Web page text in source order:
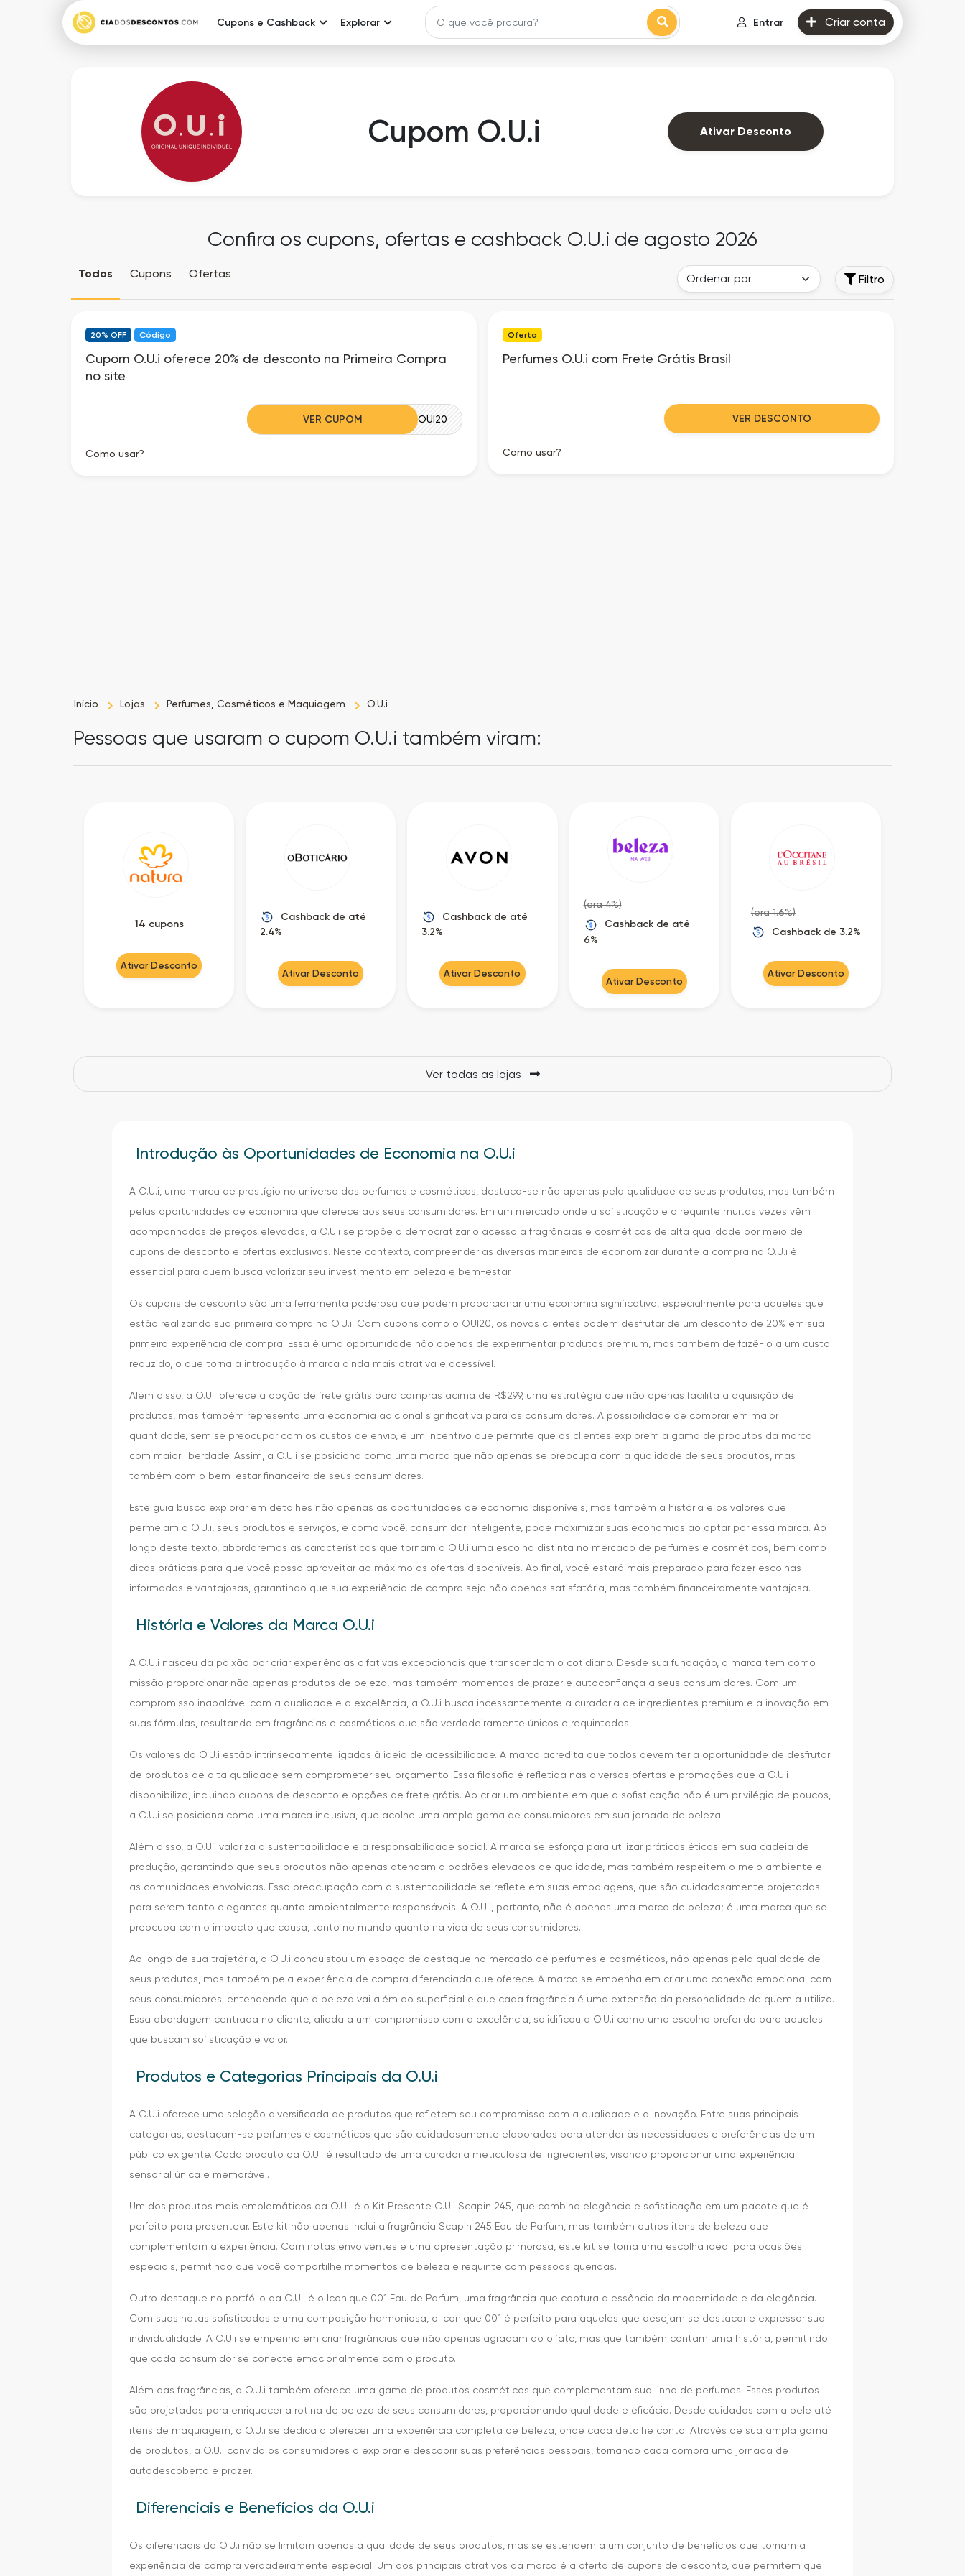
Cupons e Cashback Explorar Entrar Criar conta
Cupom O.U.i Ativar Desconto
Confira os cupons, ofertas e cashback O.U.i de agosto 2026
Todos Cupons Ofertas Filtro
20% OFF Código
Cupom O.U.i oferece 20% de desconto na Primeira Compra
no site
VER CUPOM OUI20
Como usar?
Oferta
Perfumes O.U.i com Frete Grátis Brasil
VER DESCONTO
Como usar?
Início Lojas Perfumes, Cosméticos e Maquiagem O.U.i
Pessoas que usaram o cupom O.U.i também viram:
14 cupons
Ativar Desconto
Cashback de até
2.4%
Ativar Desconto
Cashback de até
3.2%
Ativar Desconto
(era 4%)
Cashback de até
6%
Ativar Desconto
(era 1.6%)
Cashback de 3.2%
Ativar Desconto
Ver todas as lojas
Introdução às Oportunidades de Economia na O.U.i
A O.U.i, uma marca de prestígio no universo dos perfumes e cosméticos, destaca-se não apenas pela qualidade de seus produtos, mas também
pelas oportunidades de economia que oferece aos seus consumidores. Em um mercado onde a sofisticação e o requinte muitas vezes vêm
acompanhados de preços elevados, a O.U.i se propõe a democratizar o acesso a fragrâncias e cosméticos de alta qualidade por meio de
cupons de desconto e ofertas exclusivas. Neste contexto, compreender as diversas maneiras de economizar durante a compra na O.U.i é
essencial para quem busca valorizar seu investimento em beleza e bem-estar.
Os cupons de desconto são uma ferramenta poderosa que podem proporcionar uma economia significativa, especialmente para aqueles que
estão realizando sua primeira compra na O.U.i. Com cupons como o OUI20, os novos clientes podem desfrutar de um desconto de 20% em sua
primeira experiência de compra. Essa é uma oportunidade não apenas de experimentar produtos premium, mas também de fazê-lo a um custo
reduzido, o que torna a introdução à marca ainda mais atrativa e acessível.
Além disso, a O.U.i oferece a opção de frete grátis para compras acima de R$299, uma estratégia que não apenas facilita a aquisição de
produtos, mas também representa uma economia adicional significativa para os consumidores. A possibilidade de comprar em maior
quantidade, sem se preocupar com os custos de envio, é um incentivo que permite que os clientes explorem a gama de produtos da marca
com maior liberdade. Assim, a O.U.i se posiciona como uma marca que não apenas se preocupa com a qualidade de seus produtos, mas
também com o bem-estar financeiro de seus consumidores.
Este guia busca explorar em detalhes não apenas as oportunidades de economia disponíveis, mas também a história e os valores que
permeiam a O.U.i, seus produtos e serviços, e como você, consumidor inteligente, pode maximizar suas economias ao optar por essa marca. Ao
longo deste texto, abordaremos as características que tornam a O.U.i uma escolha distinta no mercado de perfumes e cosméticos, bem como
dicas práticas para que você possa aproveitar ao máximo as ofertas disponíveis. Ao final, você estará mais preparado para fazer escolhas
informadas e vantajosas, garantindo que sua experiência de compra seja não apenas satisfatória, mas também financeiramente vantajosa.
História e Valores da Marca O.U.i
A O.U.i nasceu da paixão por criar experiências olfativas excepcionais que transcendam o cotidiano. Desde sua fundação, a marca tem como
missão proporcionar não apenas produtos de beleza, mas também momentos de prazer e autoconfiança a seus consumidores. Com um
compromisso inabalável com a qualidade e a excelência, a O.U.i busca incessantemente a curadoria de ingredientes premium e a inovação em
suas fórmulas, resultando em fragrâncias e cosméticos que são verdadeiramente únicos e requintados.
Os valores da O.U.i estão intrinsecamente ligados à ideia de acessibilidade. A marca acredita que todos devem ter a oportunidade de desfrutar
de produtos de alta qualidade sem comprometer seu orçamento. Essa filosofia é refletida nas diversas ofertas e promoções que a O.U.i
disponibiliza, incluindo cupons de desconto e opções de frete grátis. Ao criar um ambiente em que a sofisticação não é um privilégio de poucos,
a O.U.i se posiciona como uma marca inclusiva, que acolhe uma ampla gama de consumidores em sua jornada de beleza.
Além disso, a O.U.i valoriza a sustentabilidade e a responsabilidade social. A marca se esforça para utilizar práticas éticas em sua cadeia de
produção, garantindo que seus produtos não apenas atendam a padrões elevados de qualidade, mas também respeitem o meio ambiente e
as comunidades envolvidas. Essa preocupação com a sustentabilidade se reflete em suas embalagens, que são cuidadosamente projetadas
para serem tanto elegantes quanto ambientalmente responsáveis. A O.U.i, portanto, não é apenas uma marca de beleza; é uma marca que se
preocupa com o impacto que causa, tanto no mundo quanto na vida de seus consumidores.
Ao longo de sua trajetória, a O.U.i conquistou um espaço de destaque no mercado de perfumes e cosméticos, não apenas pela qualidade de
seus produtos, mas também pela experiência de compra diferenciada que oferece. A marca se empenha em criar uma conexão emocional com
seus consumidores, entendendo que a beleza vai além do superficial e que cada fragrância é uma extensão da personalidade de quem a utiliza.
Essa abordagem centrada no cliente, aliada a um compromisso com a excelência, solidificou a O.U.i como uma escolha preferida para aqueles
que buscam sofisticação e valor.
Produtos e Categorias Principais da O.U.i
A O.U.i oferece uma seleção diversificada de produtos que refletem seu compromisso com a qualidade e a inovação. Entre suas principais
categorias, destacam-se perfumes e cosméticos que são cuidadosamente elaborados para atender às necessidades e preferências de um
público exigente. Cada produto da O.U.i é resultado de uma curadoria meticulosa de ingredientes, visando proporcionar uma experiência
sensorial única e memorável.
Um dos produtos mais emblemáticos da O.U.i é o Kit Presente O.U.i Scapin 245, que combina elegância e sofisticação em um pacote que é
perfeito para presentear. Este kit não apenas inclui a fragrância Scapin 245 Eau de Parfum, mas também outros itens de beleza que
complementam a experiência. Com notas envolventes e uma apresentação primorosa, este kit se torna uma escolha ideal para ocasiões
especiais, permitindo que você compartilhe momentos de beleza e requinte com pessoas queridas.
Outro destaque no portfólio da O.U.i é o Iconique 001 Eau de Parfum, uma fragrância que captura a essência da modernidade e da elegância.
Com suas notas sofisticadas e uma composição harmoniosa, o Iconique 001 é perfeito para aqueles que desejam se destacar e expressar sua
individualidade. A O.U.i se empenha em criar fragrâncias que não apenas agradam ao olfato, mas que também contam uma história, permitindo
que cada consumidor se conecte emocionalmente com o produto.
Além das fragrâncias, a O.U.i também oferece uma gama de produtos cosméticos que complementam sua linha de perfumes. Esses produtos
são projetados para enriquecer a rotina de beleza de seus consumidores, proporcionando qualidade e eficácia. Desde cuidados com a pele até
itens de maquiagem, a O.U.i se dedica a oferecer uma experiência completa de beleza, onde cada detalhe conta. Através de sua ampla gama
de produtos, a O.U.i convida os consumidores a explorar e descobrir suas preferências pessoais, tornando cada compra uma jornada de
autodescoberta e prazer.
Diferenciais e Benefícios da O.U.i
Os diferenciais da O.U.i não se limitam apenas à qualidade de seus produtos, mas se estendem a um conjunto de benefícios que tornam a
experiência de compra verdadeiramente especial. Um dos principais atrativos da marca é a oferta de cupons de desconto, que permitem que